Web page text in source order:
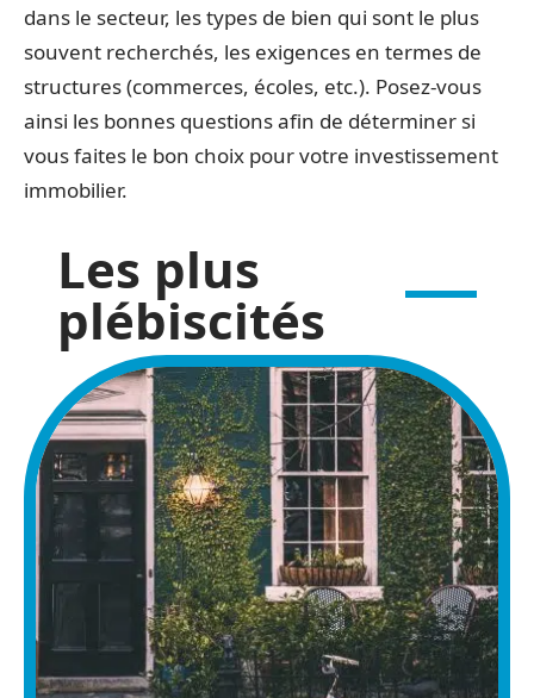
dans le secteur, les types de bien qui sont le plus
souvent recherchés, les exigences en termes de
structures (commerces, écoles, etc.). Posez-vous
ainsi les bonnes questions afin de déterminer si
vous faites le bon choix pour votre investissement
immobilier.
Les plus
plébiscités